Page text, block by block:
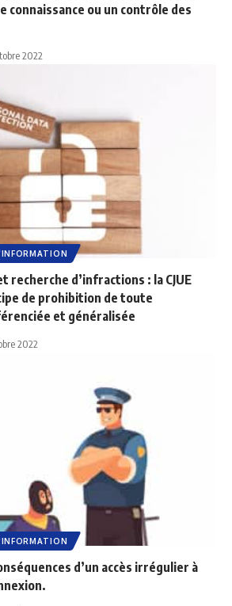
connaissance ou un contrôle des
2022
recherche d’infractions : la CJUE
de prohibition de toute
et généralisée
2022
d’un accès irrégulier à